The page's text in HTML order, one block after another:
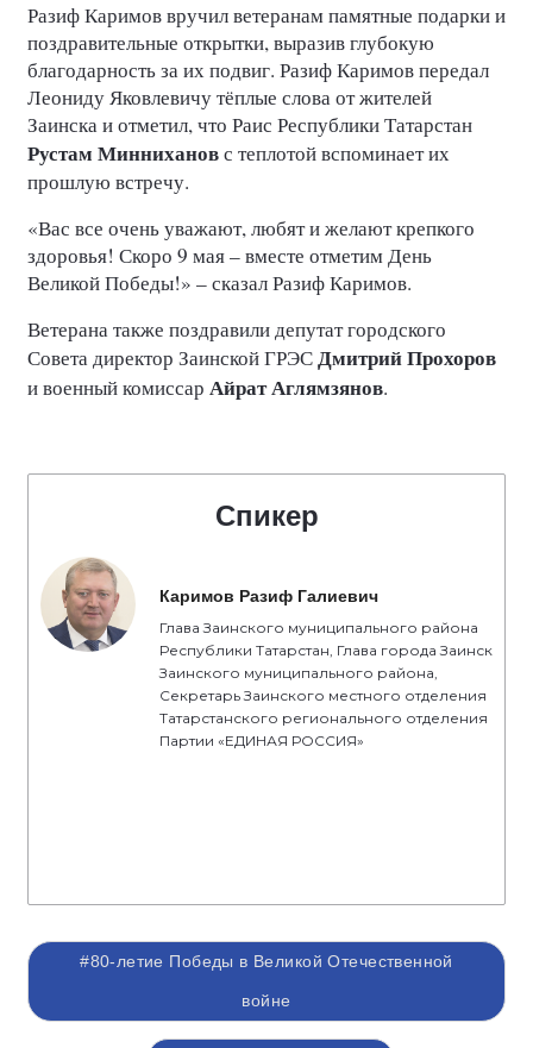
Разиф Каримов вручил ветеранам памятные подарки и
поздравительные открытки, выразив глубокую
благодарность за их подвиг. Разиф Каримов передал
Леониду Яковлевичу тёплые слова от жителей
Заинска и отметил, что Раис Республики Татарстан
Рустам Миннихановс теплотой вспоминает их
прошлую встречу.
«Вас все очень уважают, любят и желают крепкого
здоровья! Скоро 9 мая – вместе отметим День
Великой Победы!» – сказал Разиф Каримов.
Ветерана также поздравили депутат городского
Совета директор Заинской ГРЭСДмитрий Прохоров
и военный комиссар Айрат Аглямзянов.
Спикер
Каримов Разиф Галиевич
Глава Заинского муниципального района
Республики Татарстан, Глава города Заинск
Заинского муниципального района,
Секретарь Заинского местного отделения
Татарстанского регионального отделения
Партии «ЕДИНАЯ РОССИЯ»
#80-летие Победы в Великой Отечественной
войне